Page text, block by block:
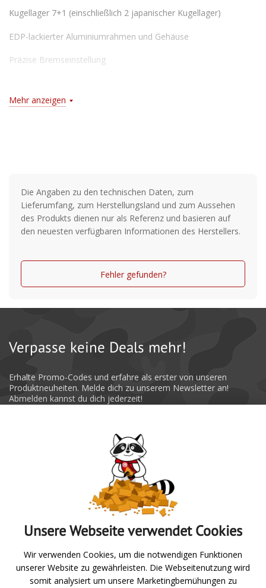
Kugellager 7+1 (einschließlich 2 japanischer Kugellager)
EDP-lackierter Aluminiumrahmen und Gehäuse
Präzise Bremseinstellung
Externe Fliehkraftbremse
Klickbremse
Mehr anzeigen
Die Angaben zu den technischen Daten, zum
Lieferumfang, zum Herstellungsland und zum Aussehen
des Produkts dienen nur als Referenz und basieren auf
den neuesten verfügbaren Informationen des Herstellers.
Fehler gefunden?
Verpasse keine Deals mehr!
Erhalte Promo-Codes und erfahre als erster von unseren
Produktneuheiten. Melde dich zu unserem Newsletter an!
Abmelden kannst du dich jederzeit!
Absenden
Angeln
Unsere Webseite verwendet Cookies
Wir verwenden Cookies, um die notwendigen Funktionen
unserer Website zu gewährleisten. Die Webseitenutzung wird
somit analysiert um unsere Marketingbemühungen zu